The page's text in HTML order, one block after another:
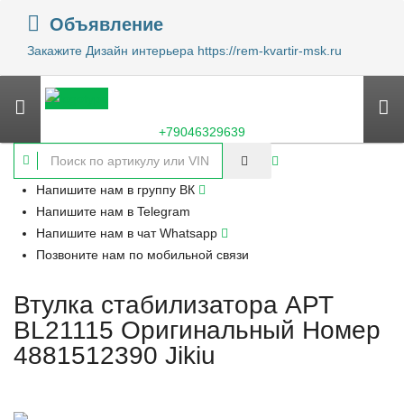
Объявление
Закажите Дизайн интерьера https://rem-kvartir-msk.ru
+79046329639
Напишите нам в группу ВК
Напишите нам в Telegram
Напишите нам в чат Whatsapp
Позвоните нам по мобильной связи
Втулка стабилизатора АРТ
BL21115 Оригинальный Номер
4881512390 Jikiu